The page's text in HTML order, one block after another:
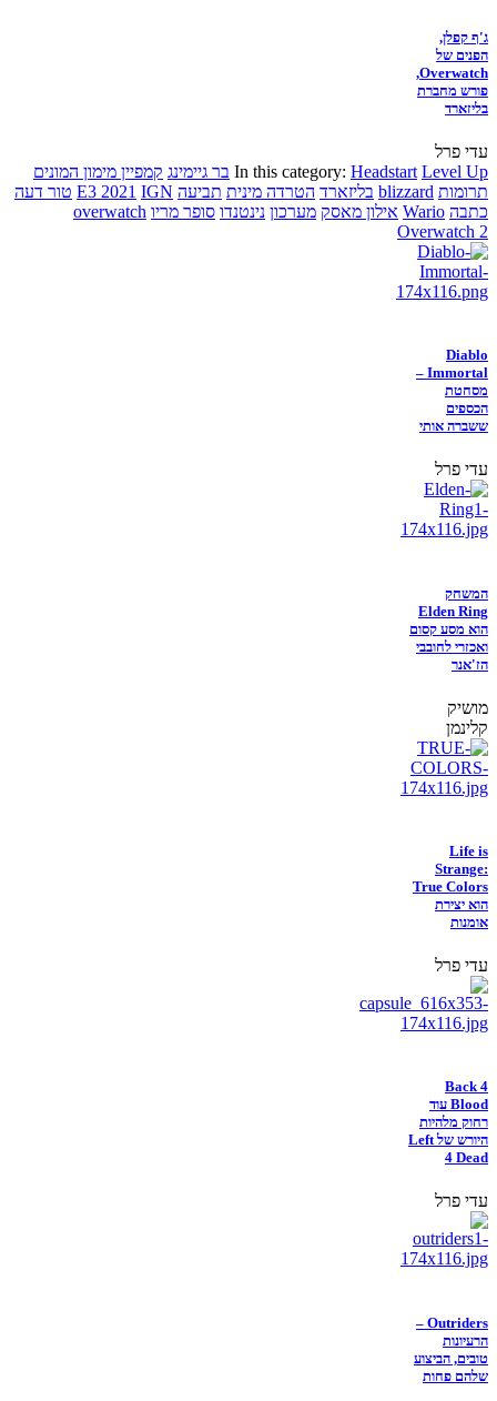
ג'ף קפלן,
הפנים של
Overwatch,
פורש מחברת
בליזארד
עדי פרל
In this category: Headstart Level Up בר גיימינג קמפיין מימון המונים
תרומות blizzard בליזארד הטרדה מינית תביעה E3 2021 IGN
טור דעה
כתבה Wario אילון מאסק מערכון נינטנדו סופר מריו overwatch
Overwatch 2
Diablo
Immortal –
מסחטת
הכספים
ששברה אותי
עדי פרל
המשחק
Elden Ring
הוא מסע קסום
ואכזרי לחובבי
הז'אנר
מושיק
קלינמן
Life is
Strange:
True Colors
הוא יצירת
אומנות
עדי פרל
Back 4
Blood עוד
רחוק מלהיות
היורש של Left
4 Dead
עדי פרל
Outriders –
הרעיונות
טובים, הביצוע
שלהם פחות